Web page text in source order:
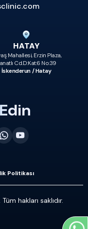
HATAY
Mahallesi, Erzin Plaza,
Cd.D:Kat:6 No:39
İskenderun / Hatay
Politikası
hakları saklıdır.